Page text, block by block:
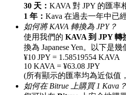
邀请好友
邀請朋友獲得現金獎勵
30 天： KAVA 對 JPY 的匯率
1 年： Kava 在過去一年中已
如何將 KAVA 轉換為 JPY？
使用我們的 KAVA 到 JPY 轉
換為 Japanese Yen。以下是幾
¥10 JPY = 1.58519554 KAVA
10 KAVA = ¥63.08 JPY
(所有顯示的匯率均為近似值
如何在 Bitrue 上購買 1 Kava？